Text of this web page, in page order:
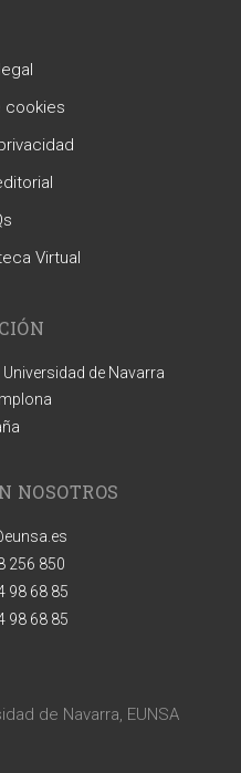
cookies
Virtual
de Navarra
NOSOTROS
256 850
98 68 85
98 68 85
de Navarra, EUNSA